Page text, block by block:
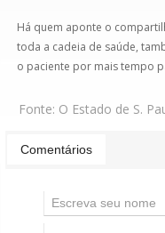
Há quem aponte o
toda a cadeia de saúde,
o paciente por mais tempo
Fonte: O Estado de S.
Comentários